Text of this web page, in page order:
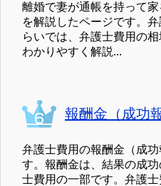
離婚で妻が通帳を持って
を解説したページです。
らいでは、弁護士費用の
わかりやすく解説...
報酬金（成功
弁護士費用の報酬金（成
す。報酬金は、結果の成
士費用の一部です。弁護